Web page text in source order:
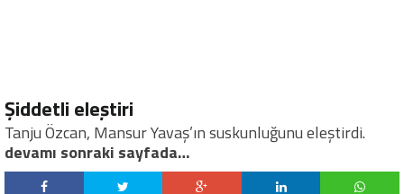
Şiddetli eleştiri
Tanju Özcan, Mansur Yavaş’ın suskunluğunu eleştirdi.
devamı sonraki sayfada…